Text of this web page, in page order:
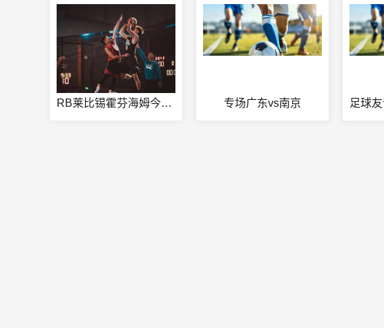
RB莱比锡霍芬海姆今日赛事 专场广东vs南京